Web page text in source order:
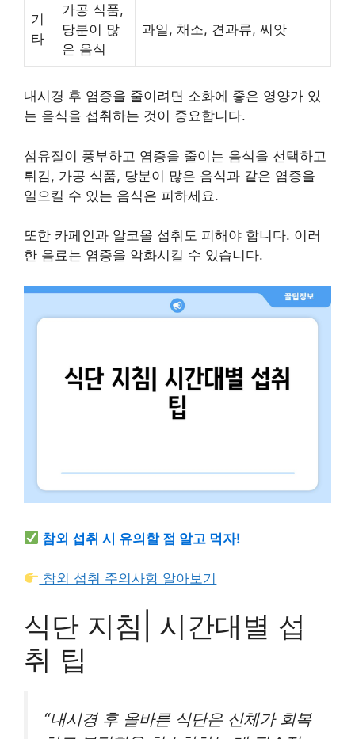
기
타
가공 식품,
당분이 많
은 음식
과일, 채소, 견과류, 씨앗
내시경 후 염증을 줄이려면 소화에 좋은 영양가 있
는 음식을 섭취하는 것이 중요합니다.
섬유질이 풍부하고 염증을 줄이는 음식을 선택하고
튀김, 가공 식품, 당분이 많은 음식과 같은 염증을
일으킬 수 있는 음식은 피하세요.
또한 카페인과 알코올 섭취도 피해야 합니다. 이러
한 음료는 염증을 악화시킬 수 있습니다.
참외 섭취 시 유의할 점 알고 먹자!
참외 섭취 주의사항 알아보기
식단 지침| 시간대별 섭
취 팁
“내시경 후 올바른 식단은 신체가 회복